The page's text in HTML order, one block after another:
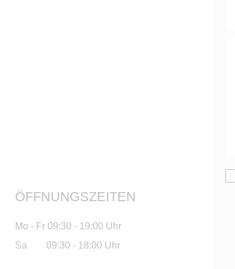
ÖFFNUNGSZEITEN
Mo - Fr 09:30 - 19:00 Uhr
Sa 09:30 - 18:00 Uhr